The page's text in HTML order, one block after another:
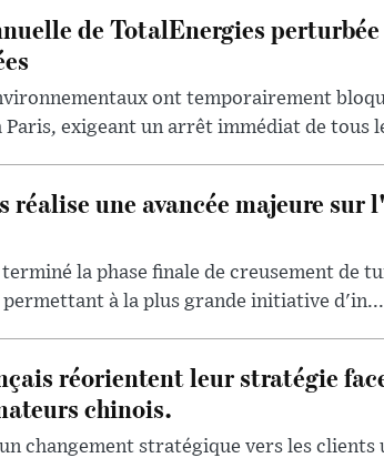
de TotalEnergies
ont temporairement
exigeant un arrêt immédiat de tous
réalise une avancée majeure
la phase finale de creusement de
à la plus grande initiative d'in...
réorientent leur stratégie
chinois.
changement stratégique vers les